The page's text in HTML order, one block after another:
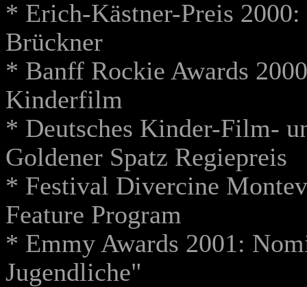
* Erich-Kästner-Preis
Brückner
* Banff Rockie Awards
Kinderfilm
* Deutsches Kinder-Film-
Goldener Spatz Regiepreis
* Festival Divercine
Feature Program
* Emmy Awards 2001:
Jugendliche"